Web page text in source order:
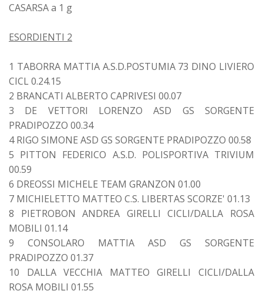
CASARSA a 1 g
ESORDIENTI 2
1 TABORRA MATTIA A.S.D.POSTUMIA 73 DINO LIVIERO
CICL 0.24.15
2 BRANCATI ALBERTO CAPRIVESI 00.07
3 DE VETTORI LORENZO ASD GS SORGENTE
PRADIPOZZO 00.34
4 RIGO SIMONE ASD GS SORGENTE PRADIPOZZO 00.58
5 PITTON FEDERICO A.S.D. POLISPORTIVA TRIVIUM
00.59
6 DREOSSI MICHELE TEAM GRANZON 01.00
7 MICHIELETTO MATTEO C.S. LIBERTAS SCORZE' 01.13
8 PIETROBON ANDREA GIRELLI CICLI/DALLA ROSA
MOBILI 01.14
9 CONSOLARO MATTIA ASD GS SORGENTE
PRADIPOZZO 01.37
10 DALLA VECCHIA MATTEO GIRELLI CICLI/DALLA
ROSA MOBILI 01.55